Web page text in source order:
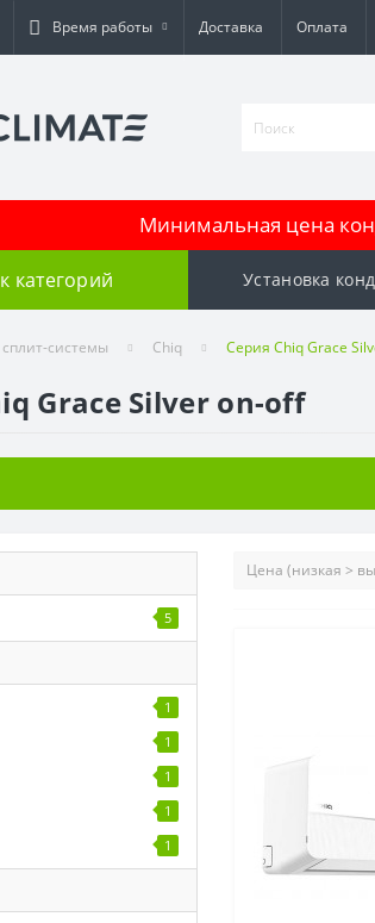
Время работы Доставка Оплата
Минимальная цена
категорий Установка
системы Chiq Серия Chiq Grace
Grace Silver on-off
5
1
1
1
1
1